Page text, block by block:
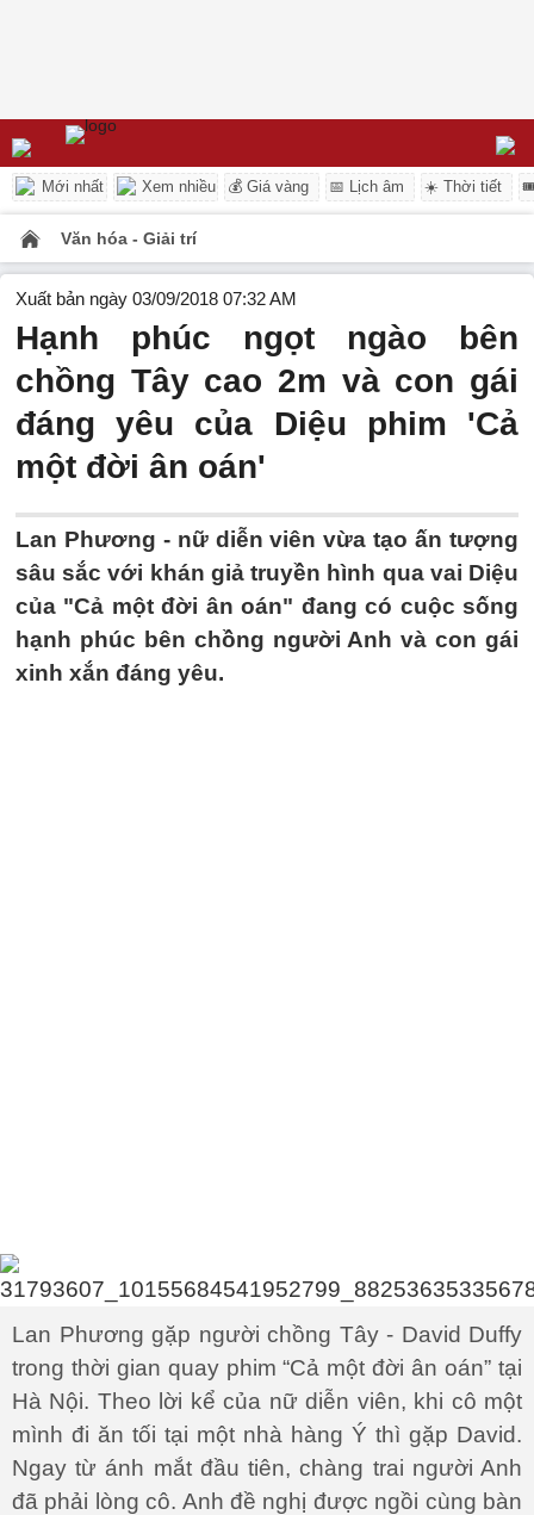
Mới nhất Xem nhiều 💰 Giá vàng 📅 Lịch âm ☀️ Thời tiết
Văn hóa - Giải trí
Xuất bản ngày 03/09/2018 07:32 AM
Hạnh phúc ngọt ngào bên
chồng Tây cao 2m và con gái
đáng yêu của Diệu phim 'Cả
một đời ân oán'
Lan Phương - nữ diễn viên vừa tạo ấn tượng
sâu sắc với khán giả truyền hình qua vai Diệu
của "Cả một đời ân oán" đang có cuộc sống
hạnh phúc bên chồng người Anh và con gái
xinh xắn đáng yêu.
Lan Phương gặp người chồng Tây - David Duffy
trong thời gian quay phim “Cả một đời ân oán” tại
Hà Nội. Theo lời kể của nữ diễn viên, khi cô một
mình đi ăn tối tại một nhà hàng Ý thì gặp David.
Ngay từ ánh mắt đầu tiên, chàng trai người Anh
đã phải lòng cô. Anh đề nghị được ngồi cùng bàn